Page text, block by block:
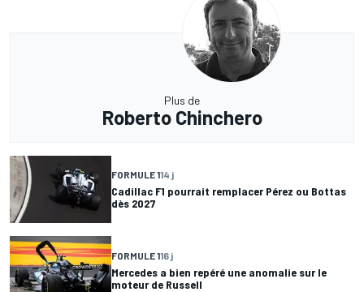
Plus de
Roberto Chinchero
FORMULE 114 j
Cadillac F1 pourrait remplacer Pérez ou Bottas
dès 2027
FORMULE 116 j
Mercedes a bien repéré une anomalie sur le
moteur de Russell